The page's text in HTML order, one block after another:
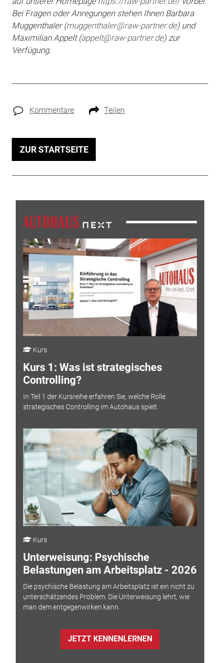
Bei Fragen oder An­regungen stehen Ihnen Barbara
Muggenthaler (muggenthaler@raw-partner.de) und
Maximilian Appelt (appelt@raw-partner.de) zur
Verfügung.
Kommentare Teilen
ZUR STARTSEITE
Kurs
Kurs 1: Was ist strategisches
Controlling?
In Teil 1 der Kursreihe erfahren Sie, welche Rolle
strategisches Controlling im Autohaus spielt.
Kurs
Unterweisung: Psychische
Belastungen am Arbeitsplatz - 2026
Die psychische Belastung am Arbeitsplatz ist ein nicht zu
unterschätzendes Problem. Die Unterweisung lehrt, wie
man dem entgegenwirken kann.
JETZT KENNENLERNEN